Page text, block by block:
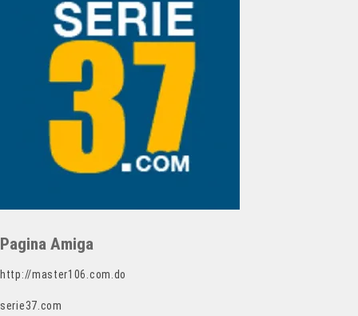
Pagina Amiga
http://master106.com.do
serie37.com